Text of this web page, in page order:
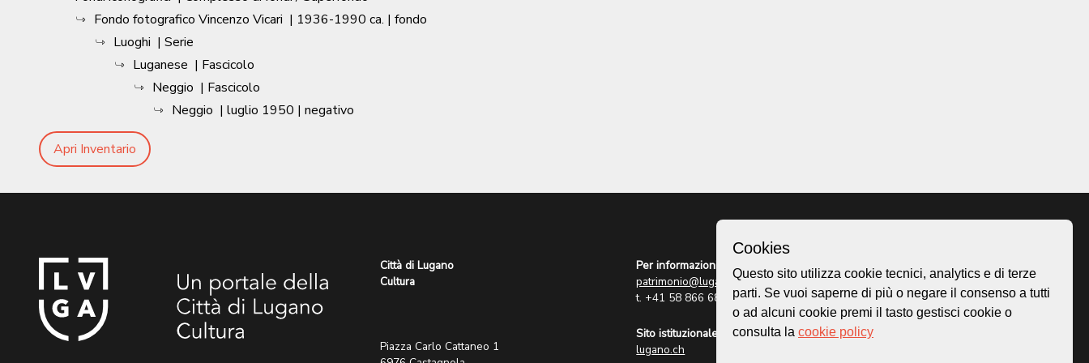
Fondo fotografico Vincenzo Vicari | 1936-1990 ca. | fondo
Luoghi | Serie
Luganese | Fascicolo
Neggio | Fascicolo
Neggio | luglio 1950 | negativo
Apri Inventario
Città di Lugano
Cultura
Piazza Carlo Cattaneo 1
Per informazioni:
patrimonio@lugano.ch
t. +41 58 866 68 50
Sito istituzionale:
lugano.ch
Homepage
Mappa
Storie
Cookies
Questo sito utilizza cookie tecnici, analytics e di terze
parti. Se vuoi saperne di più o negare il consenso a tutti
o ad alcuni cookie premi il tasto gestisci cookie o
consulta la cookie policy